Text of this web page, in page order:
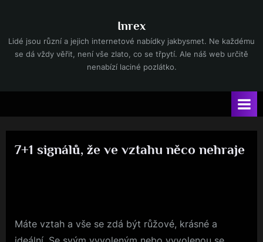
content
Inrex
Lidé jsou různí a jejich internetové nabídky jakbysmet. Ne každému
se dá vždy věřit, není vše zlato, co se třpytí. Ale náš web určitě
nenabízí laciné pozlátko.
7+1 signálů, že ve vztahu něco nehraje
Máte vztah a vše se zdá být růžové, krásné a